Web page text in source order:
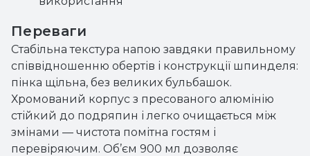
Переваги
Стабільна текстура напою завдяки правильному
співвідношенню обертів і конструкції шпинделя:
пінка щільна, без великих бульбашок.
Хромований корпус з пресованого алюмінію
стійкий до подряпин і легко очищається між
змінами — чистота помітна гостям і
перевіряючим. Об’єм 900 мл дозволяє